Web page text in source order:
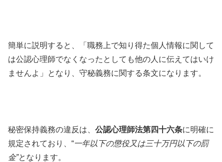
簡単に説明すると、「職務上で知り得た個人情報に関して
は公認心理師でなくなったとしても他の人に伝えてはいけ
ませんよ」となり、守秘義務に関する条文になります。
秘密保持義務の違反は、 公認心理師法第四十六条に明確に
規定されており、“一年以下の懲役又は三十万円以下の罰
金”となります。